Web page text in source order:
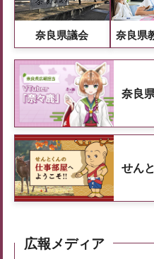
奈良県議会 奈良県
奈良
せん
広報メディア